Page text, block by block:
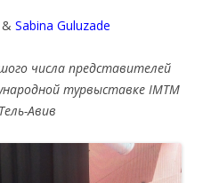
& Sabina Guluzade
числа представителей
турвыставке IMTM
Авив